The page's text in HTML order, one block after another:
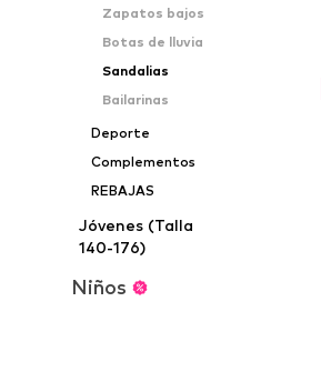
Zapatos bajos
Botas de lluvia
Sandalias
Bailarinas
Deporte
Complementos
REBAJAS
Jóvenes (Talla
140-176)
Niños